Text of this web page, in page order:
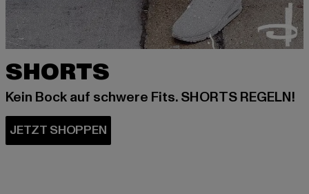
SHORTS
Kein Bock auf schwere Fits. SHORTS REGELN!